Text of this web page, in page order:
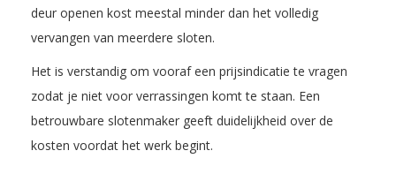
deur openen kost meestal minder dan het volledig
vervangen van meerdere sloten.
Het is verstandig om vooraf een prijsindicatie te vragen
zodat je niet voor verrassingen komt te staan. Een
betrouwbare slotenmaker geeft duidelijkheid over de
kosten voordat het werk begint.